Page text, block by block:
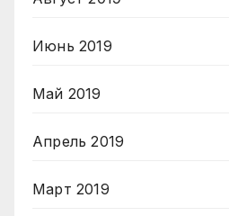
Июнь 2019
Май 2019
Апрель 2019
Март 2019